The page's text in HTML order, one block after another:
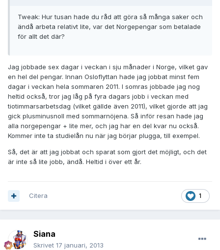
Tweak: Hur tusan hade du råd att göra så många saker och
ändå arbeta relativt lite, var det Norgepengar som betalade
för allt det där?
Jag jobbade sex dagar i veckan i sju månader i Norge, vilket gav
en hel del pengar. Innan Osloflyttan hade jag jobbat minst fem
dagar i veckan hela sommaren 2011. I somras jobbade jag nog
heltid också, tror jag låg på fyra dagars jobb i veckan med
tiotimmarsarbetsdag (vilket gällde även 2011), vilket gjorde att jag
gick plusminusnoll med sommarnöjena. Så inför resan hade jag
alla norgepengar + lite mer, och jag har en del kvar nu också.
Kommer inte ta studielån nu när jag börjar plugga, till exempel.
Så, det är att jag jobbat och sparat som gjort det möjligt, och det
är inte så lite jobb, ändå. Heltid i över ett år.
1
Citera
Siana
Skrivet 17 januari, 2013